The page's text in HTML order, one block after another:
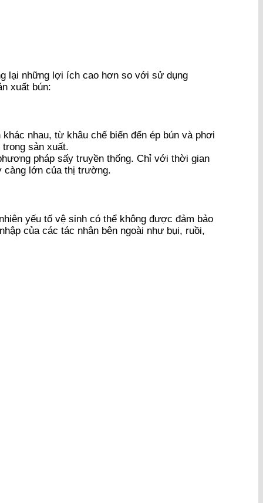
lại những lợi ích cao hơn so với sử dụng
xuất bún:
nhau, từ khâu chế biến đến ép bún và phơi
sản xuất.
pháp sấy truyền thống. Chỉ với thời gian
càng lớn của thị trường.
yếu tố vệ sinh có thể không được đảm bảo
của các tác nhân bên ngoài như bụi, ruồi,